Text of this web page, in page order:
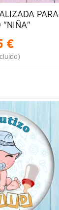
PARA
"NIÑA"
€